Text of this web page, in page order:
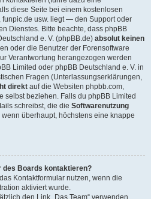
diese Seite bei einem kostenlosen
funpic.de usw. liegt — den Support oder
Dienstes. Bitte beachte, dass phpBB
e. V. (phpBB.de) absolut keinen
oder die Benutzer der Forensoftware
Verantwortung herangezogen werden
Limited oder phpBB Deutschland e. V. in
Fragen (Unterlassungserklärungen,
direkt auf die Websiten phpbb.com,
selbst beziehen. Falls du phpBB Limited
schreibst, die die Softwarenutzung
wenn überhaupt, höchstens eine knappe
des Boards kontaktieren?
Kontaktformular nutzen, wenn die
aktiviert wurde.
den Link „Das Team“ verwenden.